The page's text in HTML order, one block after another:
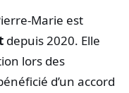
Marie est
depuis 2020. Elle
lors des
d’un accord